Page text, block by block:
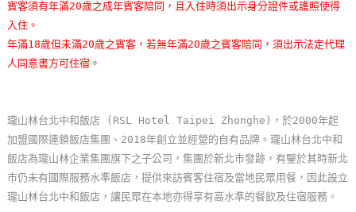
你
玩
樂
地
圖
顧
賓客須有年滿20歲之成年賓客陪同，且入住時須出示身分證件或護照使得
入住。
年滿18歲但未滿20歲之賓客，若無年滿20歲之賓客陪同，須出示法定代理
人同意書方可住宿。
瓏山林台北中和飯店 (RSL Hotel Taipei Zhonghe)，於2000年起
加盟國際連鎖飯店集團、2018年創立並經營的自有品牌。瓏山林台北中和
飯店為瓏山林企業集團旗下之子公司，集團於新北市發跡，有鑒於其時新北
市仍未有國際服務水準飯店，提供來訪賓客住宿及當地民眾用餐，因此設立
瓏山林台北中和飯店，讓民眾在本地亦得享有高水準的餐飲及住宿服務。